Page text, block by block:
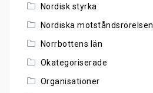
Nordisk styrka
Nordiska motståndsrörelsen
Norrbottens län
Okategoriserade
Organisationer